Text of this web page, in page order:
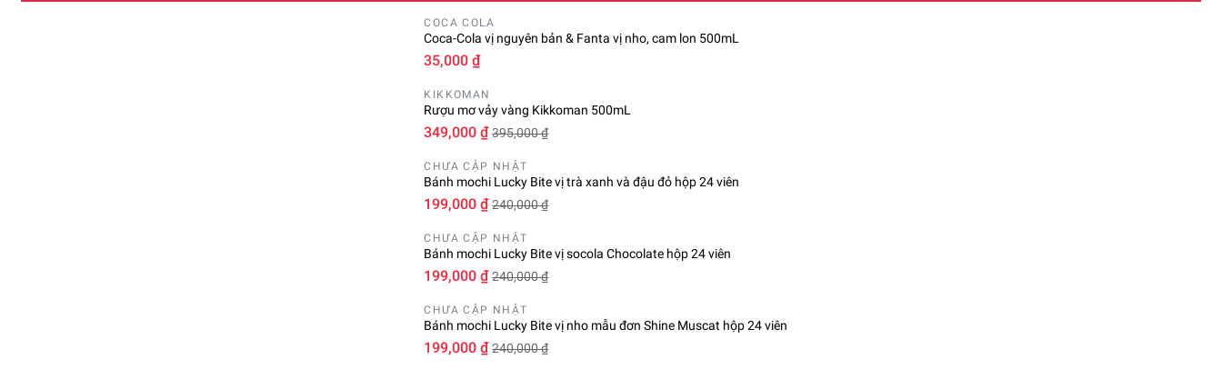
COCA COLA
Coca-Cola vị nguyên bản & Fanta vị nho, cam lon 500mL
35,000 ₫
KIKKOMAN
Rượu mơ vảy vàng Kikkoman 500mL
349,000 ₫ 395,000 ₫
CHƯA CẬP NHẬT
Bánh mochi Lucky Bite vị trà xanh và đậu đỏ hộp 24 viên
199,000 ₫ 240,000 ₫
CHƯA CẬP NHẬT
Bánh mochi Lucky Bite vị socola Chocolate hộp 24 viên
199,000 ₫ 240,000 ₫
CHƯA CẬP NHẬT
Bánh mochi Lucky Bite vị nho mẫu đơn Shine Muscat hộp 24 viên
199,000 ₫ 240,000 ₫